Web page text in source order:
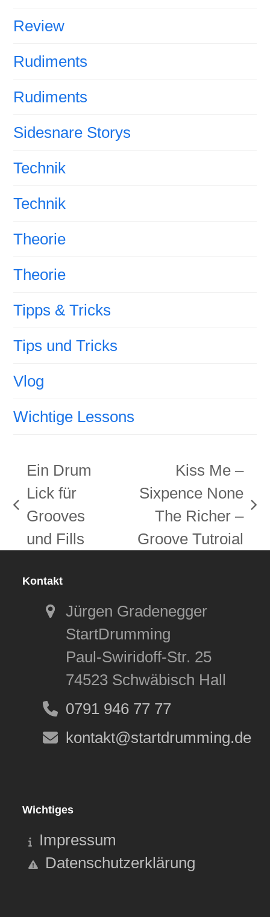
Review
Rudiments
Rudiments
Sidesnare Storys
Technik
Technik
Theorie
Theorie
Tipps & Tricks
Tips und Tricks
Vlog
Wichtige Lessons
vorheriger
Beitrag:
Ein Drum
Lick für
Grooves
und Fills
Nächster
Beitrag:
Kiss Me –
Sixpence None
The Richer –
Groove Tutroial
Kontakt
Jürgen Gradenegger
StartDrumming
Paul-Swiridoff-Str. 25
74523 Schwäbisch Hall
0791 946 77 77
kontakt@startdrumming.de
Wichtiges
Impressum
Datenschutzerklärung